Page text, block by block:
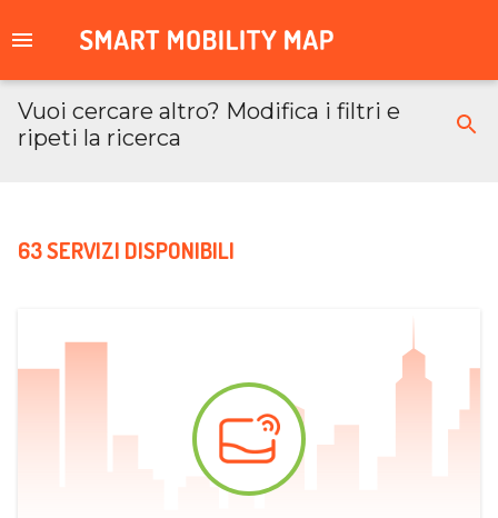
Vuoi cercare altro? Modifica i filtri e
ripeti la ricerca
63 SERVIZI DISPONIBILI